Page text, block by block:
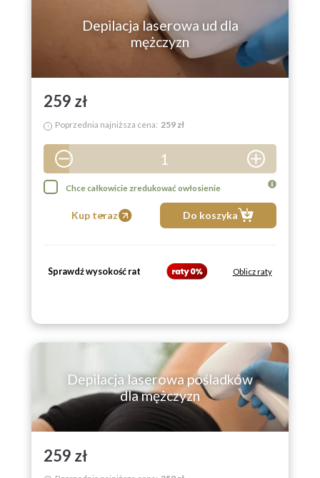
Depilacja laserowa ud dla
mężczyzn
259 zł
i Poprzednia najniższa cena: 259 zł
1
2
3
4
6
8
9
Chce całkowicie zredukować owłosienie
Kup teraz Do koszyka
Sprawdź wysokość rat Oblicz raty
Depilacja laserowa pośladków
dla mężczyzn
259 zł